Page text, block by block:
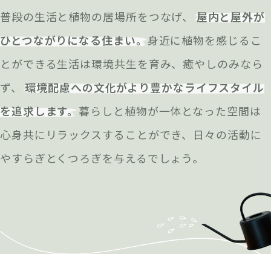
普段の生活と植物の居場所をつなげ、
屋内と屋外が
ひとつながりになる住まい。身近に植物を感じるこ
とができる生活は環境共生を育み、癒やしのみなら
ず、
環境配慮への文化がより豊かなライフスタイル
を追求します。暮らしと植物が一体となった空間は
心身共にリラックスすることができ、日々の活動に
やすらぎとくつろぎを与えるでしょう。